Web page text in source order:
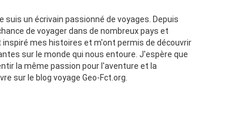
suis un écrivain passionné de voyages. Depuis
de voyager dans de nombreux pays et
mes histoires et m'ont permis de découvrir
sur le monde qui nous entoure. J'espère que
la même passion pour l'aventure et la
sur le blog voyage Geo-Fct.org.